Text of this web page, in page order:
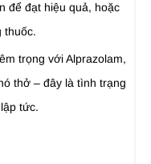
để đạt hiệu quả, hoặc
thuốc.
trọng với Alprazolam,
thở – đây là tình trạng
tức.